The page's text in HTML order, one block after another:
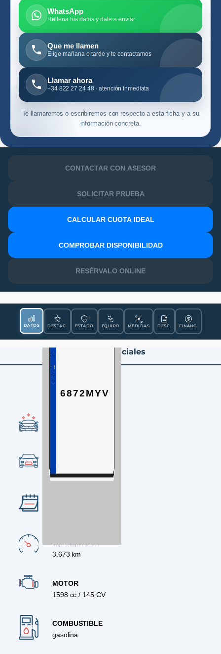
WhatsApp
Rellena tus datos y dale a enviar
Que me llamen
Elige mañana o tarde y te contactamos
Llamar ahora
+34 822 27 24 48 · atención inmediata
Te llamaremos o escribiremos con respecto a esta ficha y a su
información concreta.
CONTACTAR CON ASESOR
SOLICITAR PRUEBA
CALCULAR CUOTA IDEAL
COMPROBAR DISPONIBILIDAD
RESÉRVALO ONLINE
DATOS DESTAC. ESTADO EQUIPO MEDIDAS DESC. FINANC.
Datos Esenciales
6872MYV
SUV
3.673 km
MOTOR
1598 cc / 145 CV
COMBUSTIBLE
gasolina